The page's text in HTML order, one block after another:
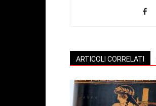
ARTICOLI CORRELATI